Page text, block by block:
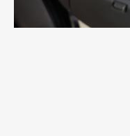
2020年10月